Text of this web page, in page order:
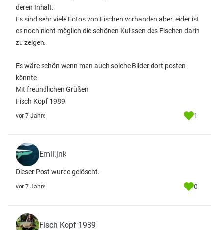
deren Inhalt.
Es sind sehr viele Fotos von Fischen vorhanden aber leider ist
es noch nicht möglich die schönen Kulissen des Fischen darin
zu zeigen.
Es wäre schön wenn man auch solche Bilder dort posten
könnte
Mit freundlichen Grüßen
Fisch Kopf 1989
vor 7 Jahre 1
Emil.jnk
Dieser Post wurde gelöscht.
vor 7 Jahre 0
Fisch Kopf 1989